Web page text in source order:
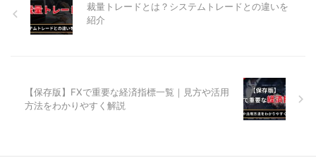
裁量トレードとは？システムトレードとの違いを
紹介
【保存版】FXで重要な経済指標一覧｜見方や活用
方法をわかりやすく解説